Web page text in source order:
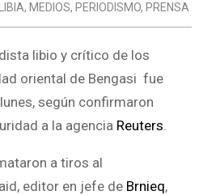
LIBIA, MEDIOS, PERIODISMO, PRENSA
libio y crítico de los
oriental de Bengasi fue
según confirmaron
a la agencia Reuters
a tiros al
editor en jefe de Brnieq,